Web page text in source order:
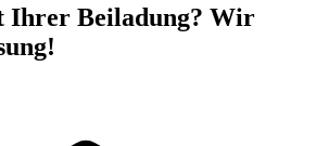
Ihrer Beiladung? Wir